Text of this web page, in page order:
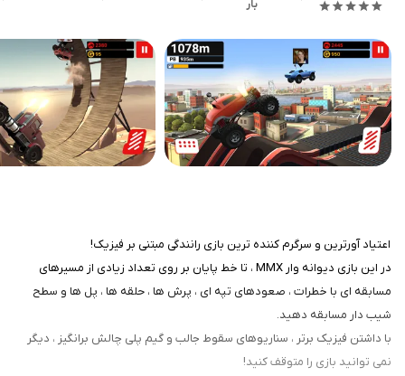
بار
اعتیاد آورترین و سرگرم کننده ترین بازی رانندگی مبتنی بر فیزیک!
در این بازی دیوانه وار MMX ، تا خط پایان بر روی تعداد زیادی از مسیرهای
مسابقه ای با خطرات ، صعودهای تپه ای ، پرش ها ، حلقه ها ، پل ها و سطح
شیب دار مسابقه دهید.
با داشتن فیزیک برتر ، سناریوهای سقوط جالب و گیم پلی چالش برانگیز ، دیگر
نمی توانید بازی را متوقف کنید!